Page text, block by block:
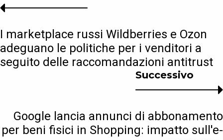
Successivo
Google lancia annunci di abbonamento
per beni fisici in Shopping: impatto sull'e-
I marketplace russi Wildberries e Ozon
adeguano le politiche per i venditori a
seguito delle raccomandazioni antitrust